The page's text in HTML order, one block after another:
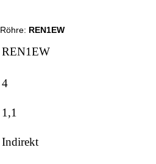
REN1EW
REN1EW
4
1,1
Indirekt